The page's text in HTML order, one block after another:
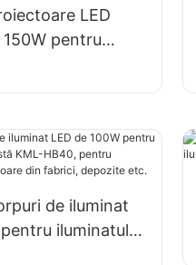
LED
pentru
al pereților și
de iluminat
iluminatul
KML-HB40,